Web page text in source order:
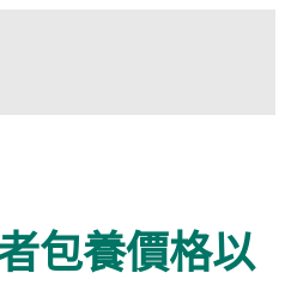
包養價格以